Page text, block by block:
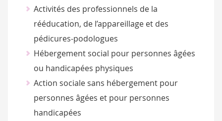
Activités des professionnels de la
rééducation, de l’appareillage et des
pédicures-podologues
Hébergement social pour personnes âgées
ou handicapées physiques
Action sociale sans hébergement pour
personnes âgées et pour personnes
handicapées